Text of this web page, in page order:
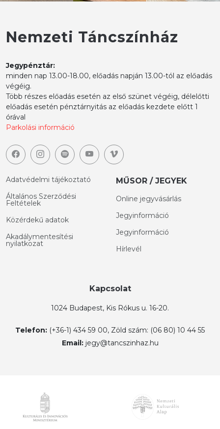
Nemzeti Táncszínház
Jegypénztár:
minden nap 13.00-18.00, előadás napján 13.00-tól az előadás
végéig.
Több részes előadás esetén az első szünet végéig, délelőtti
előadás esetén pénztárnyitás az előadás kezdete előtt 1
órával
Parkolási információ
Adatvédelmi tájékoztató
Általános Szerződési
Feltételek
Közérdekű adatok
Akadálymentesítési
nyilatkozat
MŰSOR / JEGYEK
Online jegyvásárlás
Jegyinformáció
Jegyinformáció
Hírlevél
Kapcsolat
1024 Budapest, Kis Rókus u. 16-20.
Telefon: (+36-1) 434 59 00, Zöld szám: (06 80) 10 44 55
Email: jegy@tancszinhaz.hu